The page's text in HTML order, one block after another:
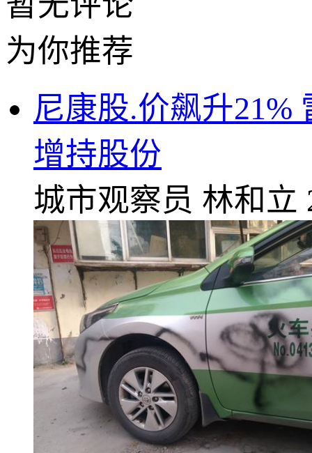
为你推荐
尼康股.价飙升21%
增持股份
城市观察员 林和立